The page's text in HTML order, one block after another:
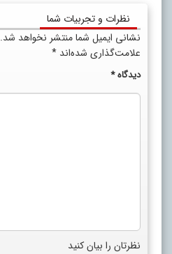
نظرات و تجربیات شما
نشانی ایمیل شما منتشر نخواهد شد.
علامت‌گذاری شده‌اند *
دیدگاه*
نظرتان را بیان کنید